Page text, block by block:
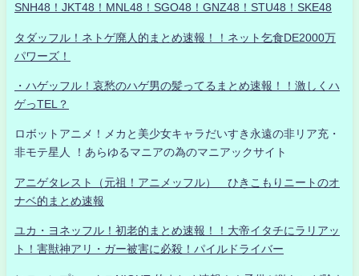
SNH48！JKT48！MNL48！SGO48！GNZ48！STU48！SKE48
タダッフル！ネトゲ廃人的まとめ速報！！ネット乞食DE2000万
パワーズ！
・ハゲッフル！哀愁のハゲ男の髪ってるまとめ速報！！激しくハ
ゲっTEL？
ロボットアニメ！メカと美少女キャラだいすき永遠の非リア充・
非モテ星人 ！あらゆるマニアの為のマニアックサイト
アニゲタレスト（元祖！アニメッフル） ひきこもりニートのオ
ナベ的まとめ速報
ユカ・ヨネッフル！初老的まとめ速報！！大帝イタチにラリアッ
ト！害獣神アリ・ガー被害に必殺！パイルドライバー